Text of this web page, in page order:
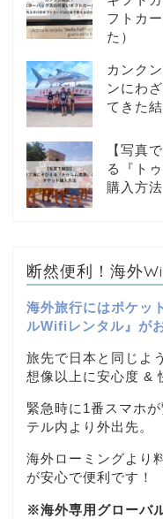
フトカ
た）
カンク
ンにわ
てきた
【写真
る『ト
購入方法
断然便利！海外
海外旅行にはポケッ
ルWifiレンタル』が
旅先で日本と同じよ
想像以上に安心度 &
緊急時に1番スマホ
テル内より外出先。
海外ローミングより
が安心で便利です！
※海外専用グローバ